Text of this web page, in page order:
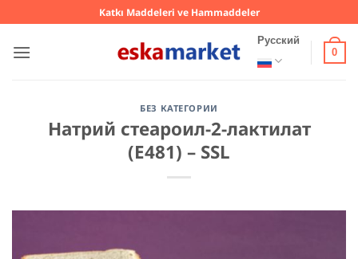
to
content
Katkı Maddeleri ve Hammaddeler
Русский
0
БЕЗ КАТЕГОРИИ
Натрий стеароил-2-лактилат
(E481) – SSL